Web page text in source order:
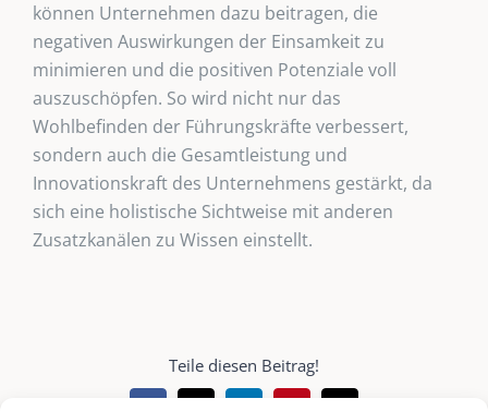
können Unternehmen dazu beitragen, die
negativen Auswirkungen der Einsamkeit zu
minimieren und die positiven Potenziale voll
auszuschöpfen. So wird nicht nur das
Wohlbefinden der Führungskräfte verbessert,
sondern auch die Gesamtleistung und
Innovationskraft des Unternehmens gestärkt, da
sich eine holistische Sichtweise mit anderen
Zusatzkanälen zu Wissen einstellt.
Teile diesen Beitrag!